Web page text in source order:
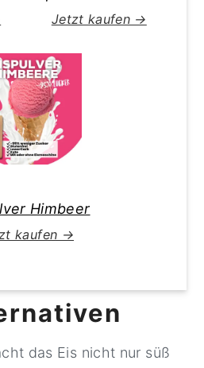
Jetzt kaufen →
Himbeer
kaufen →
das Eis nicht nur süß